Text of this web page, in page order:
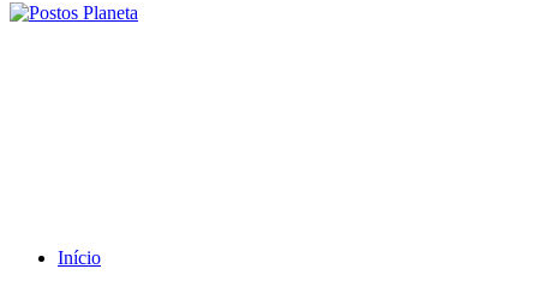
Início